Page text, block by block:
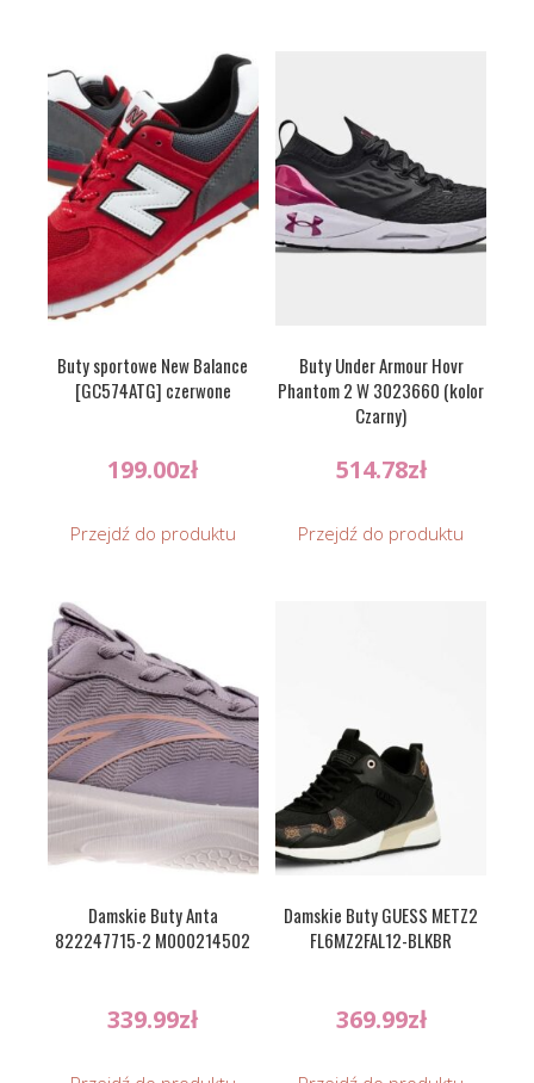
Buty sportowe New Balance
[GC574ATG] czerwone
199.00zł
Przejdź do produktu
Buty Under Armour Hovr
Phantom 2 W 3023660 (kolor
Czarny)
514.78zł
Przejdź do produktu
Damskie Buty Anta
822247715-2 M000214502
339.99zł
Damskie Buty GUESS METZ2
FL6MZ2FAL12-BLKBR
369.99zł